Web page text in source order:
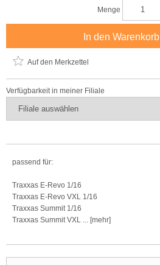
Menge
In den Warenkorb
Auf den Merkzettel
Verfügbarkeit in meiner Filiale
passend für:
Traxxas E-Revo 1/16
Traxxas E-Revo VXL 1/16
Traxxas Summit 1/16
Traxxas Summit VXL ... [mehr]